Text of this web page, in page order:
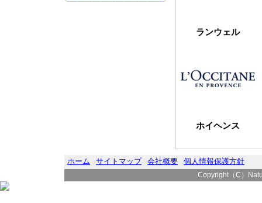
ランウェル
ホイヘンス
ホーム サイトマップ 会社概要 個人情報保護方針
Copyright（C）